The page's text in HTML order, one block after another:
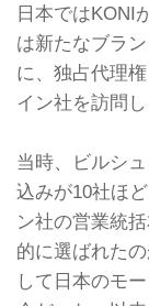
日本ではKONI
は新たなブラ
に、独占代理
イン社を訪問
当時、ビルシ
込みが10社ほ
ン社の営業統
的に選ばれた
して日本のモ